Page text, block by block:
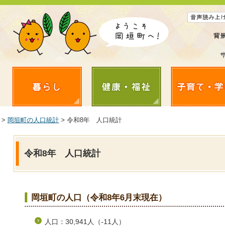
> 岡垣町の人口統計 > 令和8年 人口統計
令和8年 人口統計
岡垣町の人口（令和8年6月末現在）
人口：30,941人（-11人）